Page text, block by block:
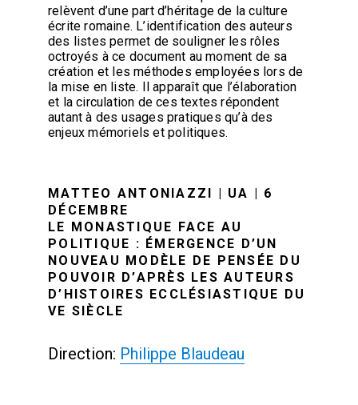
relèvent d’une part d’héritage de la culture
écrite romaine. L’identification des auteurs
des listes permet de souligner les rôles
octroyés à ce document au moment de sa
création et les méthodes employées lors de
la mise en liste. Il apparaît que l’élaboration
et la circulation de ces textes répondent
autant à des usages pratiques qu’à des
enjeux mémoriels et politiques.
MATTEO ANTONIAZZI | UA | 6
DÉCEMBRE
LE MONASTIQUE FACE AU
POLITIQUE : ÉMERGENCE D’UN
NOUVEAU MODÈLE DE PENSÉE DU
POUVOIR D’APRÈS LES AUTEURS
D’HISTOIRES ECCLÉSIASTIQUE DU
VE SIÈCLE
Direction: Philippe Blaudeau